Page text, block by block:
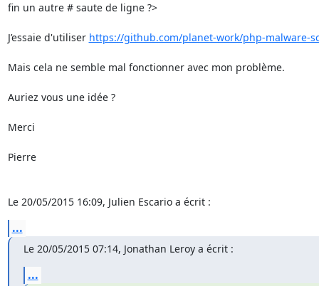
fin un autre # saute de ligne ?>
J’essaie d'utiliser https://github.com/planet-work/php-malware-
Mais cela ne semble mal fonctionner avec mon problème.
Auriez vous une idée ?
Merci
Pierre
Le 20/05/2015 16:09, Julien Escario a écrit :
...
Le 20/05/2015 07:14, Jonathan Leroy a écrit :
...